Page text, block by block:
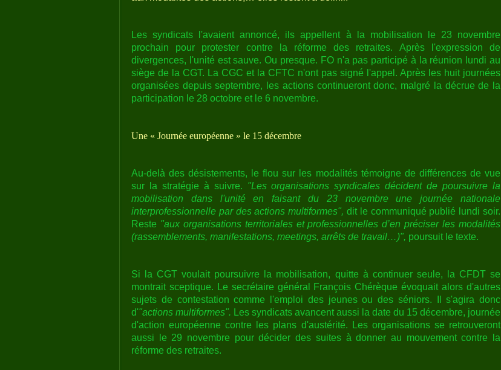
Les syndicats l'avaient annoncé, ils appellent à la mobilisation le 23 novembre
prochain pour protester contre la réforme des retraites. Après l'expression de
divergences, l'unité est sauve. Ou presque. FO n'a pas participé à la réunion lundi au
siège de la CGT. La CGC et la CFTC n'ont pas signé l'appel. Après les huit journées
organisées depuis septembre, les actions continueront donc, malgré la décrue de la
participation le 28 octobre et le 6 novembre.
Une « Journée européenne » le 15 décembre
Au-delà des désistements, le flou sur les modalités témoigne de différences de vue
sur la stratégie à suivre. "Les organisations syndicales décident de poursuivre la
mobilisation dans l'unité en faisant du 23 novembre une journée nationale
interprofessionnelle par des actions multiformes", dit le communiqué publié lundi soir.
Reste "aux organisations territoriales et professionnelles d’en préciser les modalités
(rassemblements, manifestations, meetings, arrêts de travail…)", poursuit le texte.
Si la CGT voulait poursuivre la mobilisation, quitte à continuer seule, la CFDT se
montrait sceptique. Le secrétaire général François Chérèque évoquait alors d'autres
sujets de contestation comme l'emploi des jeunes ou des séniors. Il s'agira donc
d'"actions multiformes". Les syndicats avancent aussi la date du 15 décembre, journée
d'action européenne contre les plans d'austérité. Les organisations se retrouveront
aussi le 29 novembre pour décider des suites à donner au mouvement contre la
réforme des retraites.